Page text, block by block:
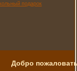
Добро